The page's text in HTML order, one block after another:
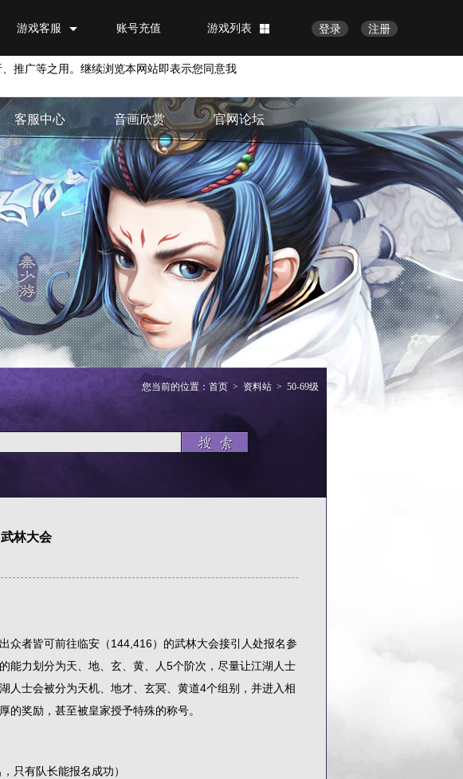
注册
登录
游戏列表
账号充值
游戏客服
、推广等之用。继续浏览本网站即表示您同意我
客服中心 音画欣赏 官网论坛
您当前的位置： 首页 > 资料站 > 50-69级
武林大会
者皆可前往临安（144,416）的武林大会接引人处报名参
能力划分为天、地、玄、黄、人5个阶次，尽量让江湖人士
人士会被分为天机、地才、玄冥、黄道4个组别，并进入相
的奖励，甚至被皇家授予特殊的称号。
有队长能报名成功）